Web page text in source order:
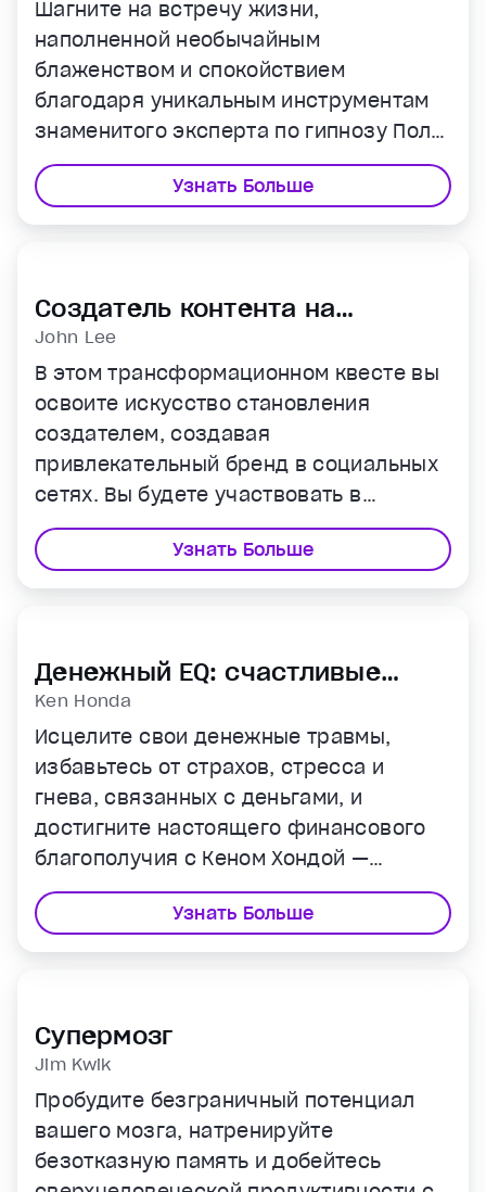
Шагните на встречу жизни,
наполненной необычайным
блаженством и спокойствием
благодаря уникальным инструментам
знаменитого эксперта по гипнозу Пола
МакКенны.
Узнать Больше
Создатель контента на
миллион
John Lee
В этом трансформационном квесте вы
освоите искусство становления
создателем, создавая
привлекательный бренд в социальных
сетях. Вы будете участвовать в
практических упражнениях, чтобы
раскрыть свой творческий потенциал и
построить аутентичный онлайн-образ.
Узнать Больше
Денежный EQ: счастливые
отношения с деньгами
Ken Honda
Исцелите свои денежные травмы,
избавьтесь от страхов, стресса и
гнева, связанных с деньгами, и
достигните настоящего финансового
благополучия с Кеном Хондой —
экспертом по личностному росту №1 в
Японии.
Узнать Больше
Супермозг
Jim Kwik
Пробудите безграничный потенциал
вашего мозга, натренируйте
безотказную память и добейтесь